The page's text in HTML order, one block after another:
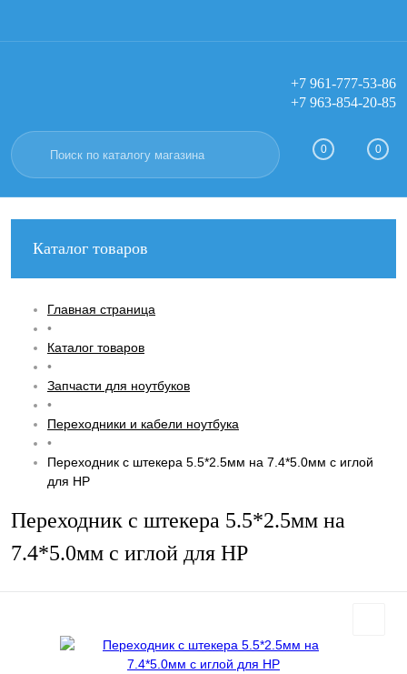
Вход Регистрация
+7 961-777-53-86
+7 963-854-20-85
0 0
Каталог товаров
Главная страница
•
Каталог товаров
•
Запчасти для ноутбуков
•
Переходники и кабели ноутбука
•
Переходник с штекера 5.5*2.5мм на 7.4*5.0мм с иглой
для HP
Переходник с штекера 5.5*2.5мм на
7.4*5.0мм с иглой для HP